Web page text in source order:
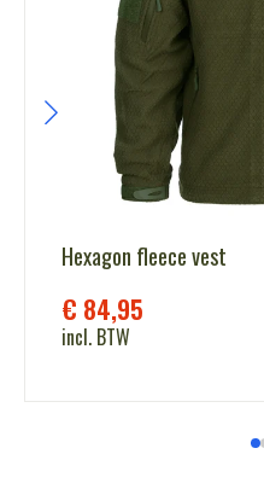
Hexagon fleece vest
€ 84,95
incl. BTW